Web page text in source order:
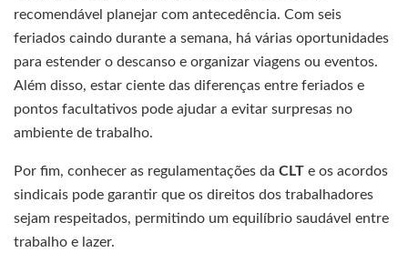
recomendável planejar com antecedência. Com seis
feriados caindo durante a semana, há várias oportunidades
para estender o descanso e organizar viagens ou eventos.
Além disso, estar ciente das diferenças entre feriados e
pontos facultativos pode ajudar a evitar surpresas no
ambiente de trabalho.
Por fim, conhecer as regulamentações da CLT e os acordos
sindicais pode garantir que os direitos dos trabalhadores
sejam respeitados, permitindo um equilíbrio saudável entre
trabalho e lazer.